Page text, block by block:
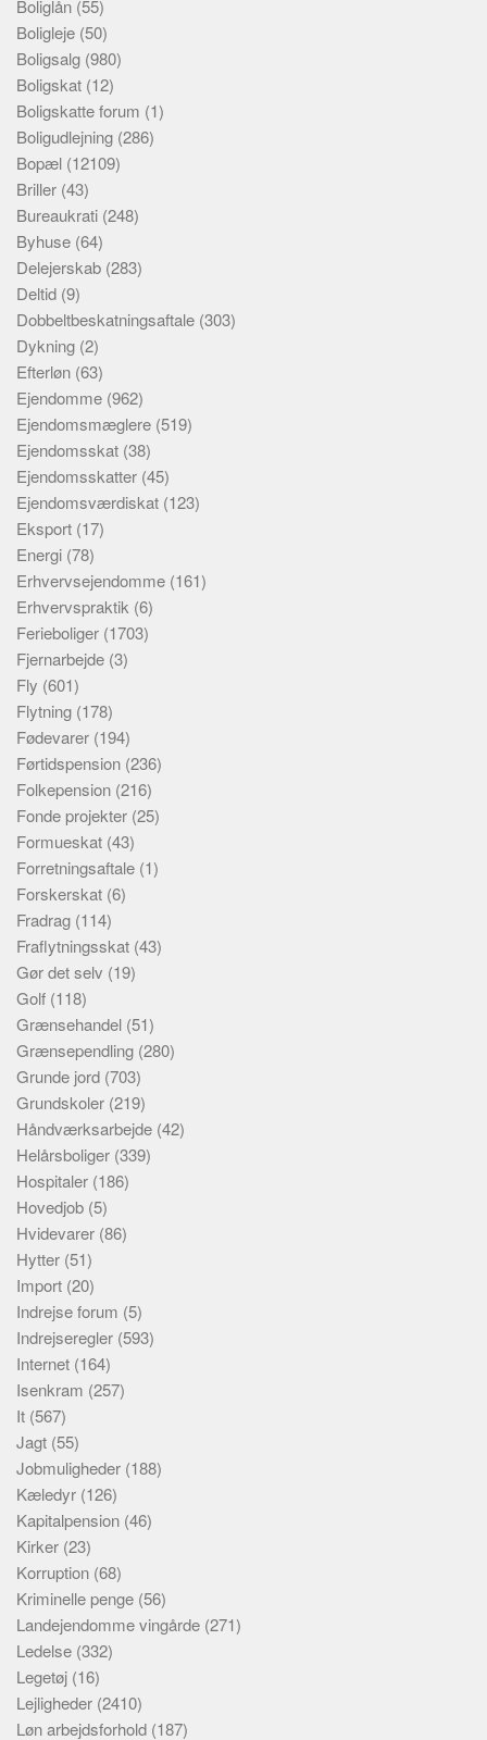
Boliglån (55)
Boligleje (50)
Boligsalg (980)
Boligskat (12)
Boligskatte forum (1)
Boligudlejning (286)
Bopæl (12109)
Briller (43)
Bureaukrati (248)
Byhuse (64)
Delejerskab (283)
Deltid (9)
Dobbeltbeskatningsaftale (303)
Dykning (2)
Efterløn (63)
Ejendomme (962)
Ejendomsmæglere (519)
Ejendomsskat (38)
Ejendomsskatter (45)
Ejendomsværdiskat (123)
Eksport (17)
Energi (78)
Erhvervsejendomme (161)
Erhvervspraktik (6)
Ferieboliger (1703)
Fjernarbejde (3)
Fly (601)
Flytning (178)
Fødevarer (194)
Førtidspension (236)
Folkepension (216)
Fonde projekter (25)
Formueskat (43)
Forretningsaftale (1)
Forskerskat (6)
Fradrag (114)
Fraflytningsskat (43)
Gør det selv (19)
Golf (118)
Grænsehandel (51)
Grænsependling (280)
Grunde jord (703)
Grundskoler (219)
Håndværksarbejde (42)
Helårsboliger (339)
Hospitaler (186)
Hovedjob (5)
Hvidevarer (86)
Hytter (51)
Import (20)
Indrejse forum (5)
Indrejseregler (593)
Internet (164)
Isenkram (257)
It (567)
Jagt (55)
Jobmuligheder (188)
Kæledyr (126)
Kapitalpension (46)
Kirker (23)
Korruption (68)
Kriminelle penge (56)
Landejendomme vingårde (271)
Ledelse (332)
Legetøj (16)
Lejligheder (2410)
Løn arbejdsforhold (187)